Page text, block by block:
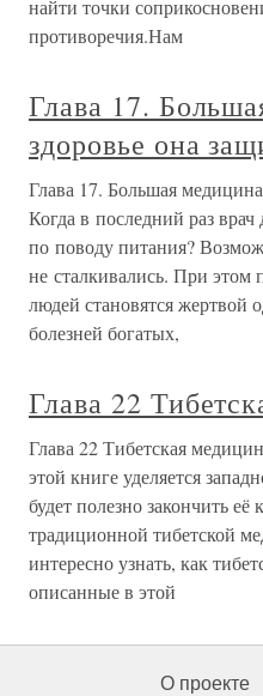
найти точки
противоречия.Нам
Глава 17.
здоровье она
Глава 17. Большая
Когда в последний раз
по поводу питания?
не сталкивались. При
людей становятся жертвой
болезней богатых,
Глава 22
Глава 22 Тибетская
этой книге уделяется
будет полезно закончить
традиционной тибетской
интересно узнать, как
описанные в этой
О проекте